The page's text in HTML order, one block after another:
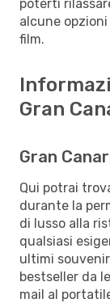
poterti
alcune
film.
Gran
Gran
Qui potrai
durante la
di lusso alla
qualsiasi
ultimi
bestseller da
mail al